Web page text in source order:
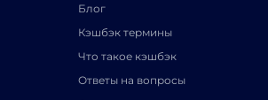
Блог
Кэшбэк термины
Что такое кэшбэк
Ответы на вопросы